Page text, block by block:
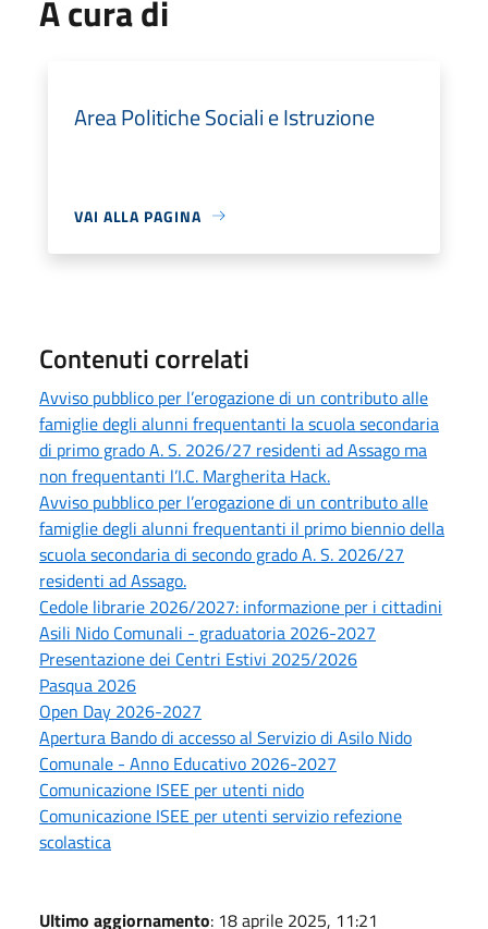
A cura di
Area Politiche Sociali e Istruzione
VAI ALLA PAGINA
Contenuti correlati
Avviso pubblico per l’erogazione di un contributo alle
famiglie degli alunni frequentanti la scuola secondaria
di primo grado A. S. 2026/27 residenti ad Assago ma
non frequentanti l’I.C. Margherita Hack.
Avviso pubblico per l’erogazione di un contributo alle
famiglie degli alunni frequentanti il primo biennio della
scuola secondaria di secondo grado A. S. 2026/27
residenti ad Assago.
Cedole librarie 2026/2027: informazione per i cittadini
Asili Nido Comunali - graduatoria 2026-2027
Presentazione dei Centri Estivi 2025/2026
Pasqua 2026
Open Day 2026-2027
Apertura Bando di accesso al Servizio di Asilo Nido
Comunale - Anno Educativo 2026-2027
Comunicazione ISEE per utenti nido
Comunicazione ISEE per utenti servizio refezione
scolastica
Ultimo aggiornamento: 18 aprile 2025, 11:21